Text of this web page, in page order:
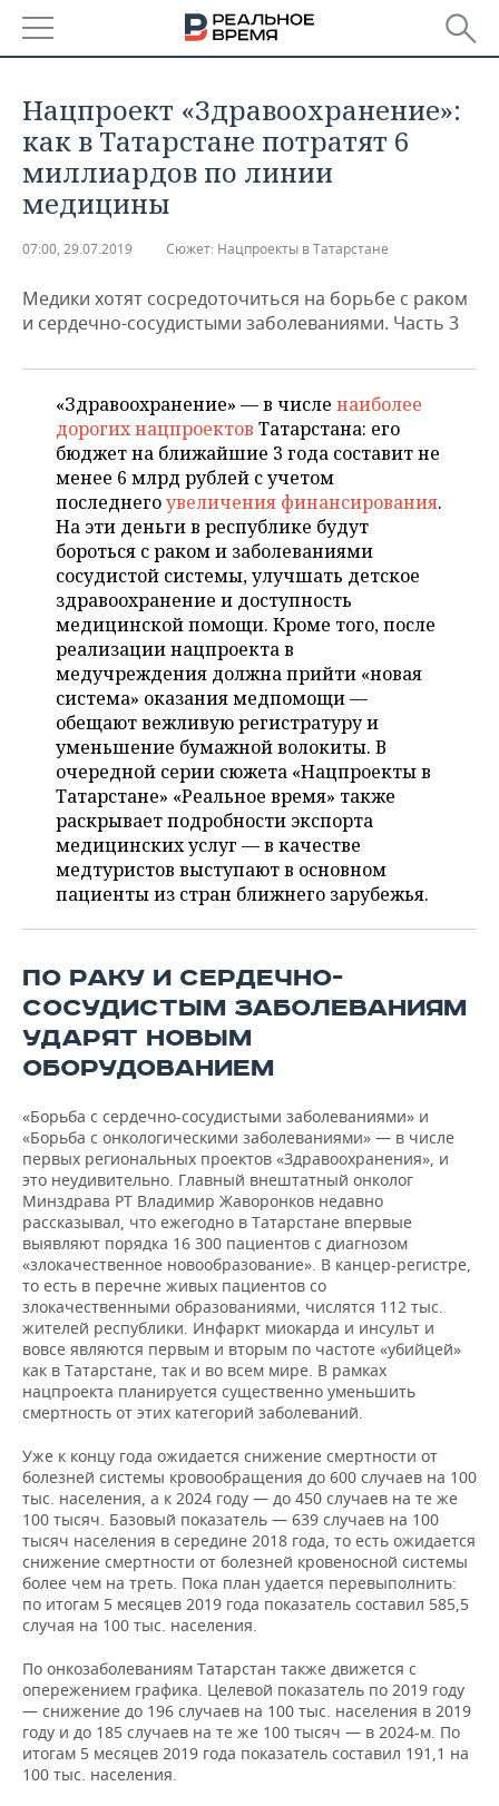
БАШКОРТОСТАН
ТАТАРСТАН
НОВОСТИ
АНАЛИТИКА
КОРОЛИ ГОСЗАКАЗА ПФО
КОМУ ПРИНАДЛЕЖАТ
ТОРГОВЫЕ ЦЕНТРЫ
ТАТАРСТАНА
ФИНАНСЫ
БЮДЖЕТ
ИНВЕСТИЦИИ
НОВОСТИ
АГРОПРОМ
МАШИНОСТРОЕНИЕ
НЕФТЕХИМИЯ
НЕФТЬ
ОПК
ЭНЕРГЕТИКА
НЕДВИЖИМОСТЬ
НОВОСТИ АВТО
БИЗНЕС
НОВОСТИ БИЗНЕСА
РОЗНИЧНАЯ ТОРГОВЛЯ
ТРАНСПОРТ
УСЛУГИ
ТЕХНОЛОГИИ
НОВОСТИ ТЕХНОЛОГИЙ
МЕДИА
ТЕЛЕКОММУНИКАЦИИ
МЕРОПРИЯТИЯ
НОВОСТИ МЕРОПРИЯТИЙ
ВЫЕЗДНАЯ РЕДАКЦИЯ
БИЗНЕС-БРАНЧИ
ONLINE-КОНФЕРЕНЦИИ
ОТКРЫТАЯ ЛЕКЦИЯ
СПОРТ
НОВОСТИ СПОРТА
ФУТБОЛ
ХОККЕЙ
БАСКЕТБОЛ
ВОЛЕЙБОЛ
КИБЕРСПОРТ
ВОДНЫЕ ВИДЫ СПОРТА
ХОККЕЙ С МЯЧОМ
ОБЩЕСТВО
НОВОСТИ ОБЩЕСТВА
ВЛАСТЬ
ИНФРАСТРУКТУРА
ИСТОРИЯ
КУЛЬТУРА
ОБРАЗОВАНИЕ
ПРОИСШЕСТВИЯ
ФОТОГАЛЕРЕЯ
СЮЖЕТЫ
СПРАВОЧНИК
СПИСОК ПЕРСОН
СПИСОК КОМПАНИЙ
ПОЛНАЯ ВЕРСИЯ
Нацпроект «Здравоохранение»:
как в Татарстане потратят 6
миллиардов по линии
медицины
07:00, 29.07.2019 Сюжет: Нацпроекты в Татарстане
Медики хотят сосредоточиться на борьбе с раком
и сердечно-сосудистыми заболеваниями. Часть 3
«Здравоохранение» — в числе наиболее
дорогих нацпроектов Татарстана: его
бюджет на ближайшие 3 года составит не
менее 6 млрд рублей с учетом
последнегоувеличения финансирования.
На эти деньги в республике будут
бороться с раком и заболеваниями
сосудистой системы, улучшать детское
здравоохранение и доступность
медицинской помощи. Кроме того, после
реализации нацпроекта в
медучреждения должна прийти «новая
система» оказания медпомощи —
обещают вежливую регистратуру и
уменьшение бумажной волокиты. В
очередной серии сюжета «Нацпроекты в
Татарстане» «Реальное время» также
раскрывает подробности экспорта
медицинских услуг — в качестве
медтуристов выступают в основном
пациенты из стран ближнего зарубежья.
ПО РАКУ И СЕРДЕЧНО-
СОСУДИСТЫМ ЗАБОЛЕВАНИЯМ
УДАРЯТ НОВЫМ
ОБОРУДОВАНИЕМ
«Борьба с сердечно-сосудистыми заболеваниями» и
«Борьба с онкологическими заболеваниями» — в числе
первых региональных проектов «Здравоохранения», и
это неудивительно. Главный внештатный онколог
Минздрава РТ Владимир Жаворонков недавно
рассказывал, что ежегодно в Татарстане впервые
выявляют порядка 16 300 пациентов с диагнозом
«злокачественное новообразование». В канцер-регистре,
то есть в перечне живых пациентов со
злокачественными образованиями, числятся 112 тыс.
жителей республики. Инфаркт миокарда и инсульт и
вовсе являются первым и вторым по частоте «убийцей»
как в Татарстане, так и во всем мире. В рамках
нацпроекта планируется существенно уменьшить
смертность от этих категорий заболеваний.
Уже к концу года ожидается снижение смертности от
болезней системы кровообращения до 600 случаев на 100
тыс. населения, а к 2024 году — до 450 случаев на те же
100 тысяч. Базовый показатель — 639 случаев на 100
тысяч населения в середине 2018 года, то есть ожидается
снижение смертности от болезней кровеносной системы
более чем на треть. Пока план удается перевыполнить:
по итогам 5 месяцев 2019 года показатель составил 585,5
случая на 100 тыс. населения.
По онкозаболеваниям Татарстан также движется с
опережением графика. Целевой показатель по 2019 году
— снижение до 196 случаев на 100 тыс. населения в 2019
году и до 185 случаев на те же 100 тысяч — в 2024-м. По
итогам 5 месяцев 2019 года показатель составил 191,1 на
100 тыс. населения.